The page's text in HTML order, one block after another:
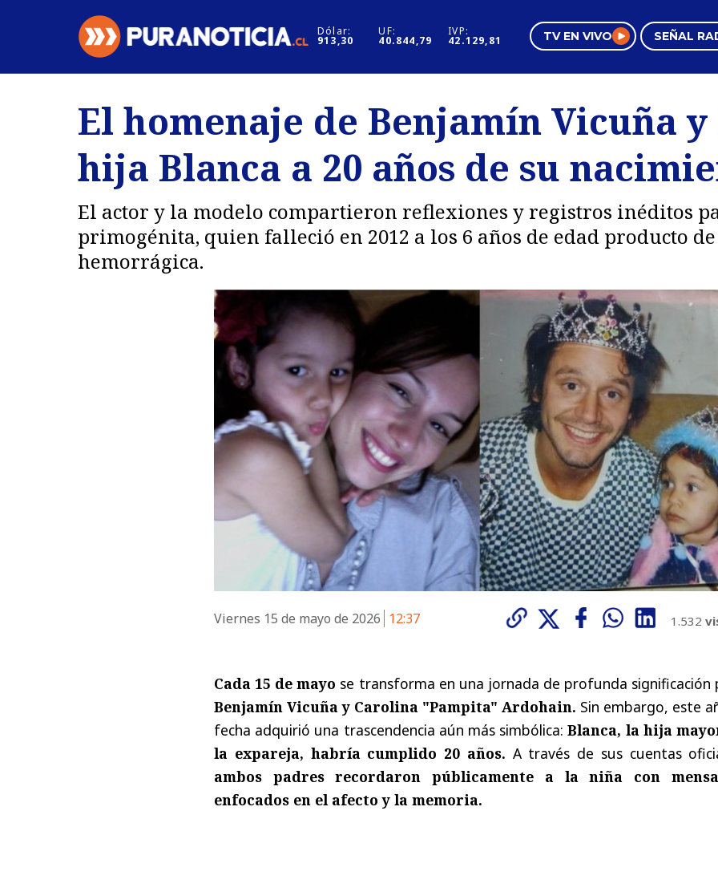
Dólar:
913,30
UF:
40.844,79
IVP:
42.129,81 TV EN VIVO SEÑAL
Regiones
Deportes
Internacional
Motores
Negocios
Pura Mujer
El homenaje de Benjamín Vicuña
hija Blanca a 20 años de su
El actor y la modelo compartieron reflexiones y registros inéditos
primogénita, quien falleció en 2012 a los 6 años de edad producto
hemorrágica.
Viernes 15 de mayo de 2026 12:37 1.532
Cada 15 de mayo se transforma en una jornada de profunda significación
Benjamín Vicuña y Carolina "Pampita" Ardohain. Sin embargo, este
fecha adquirió una trascendencia aún más simbólica: Blanca, la hija
la expareja, habría cumplido 20 años. A través de sus cuentas
ambos padres recordaron públicamente a la niña con
enfocados en el afecto y la memoria.